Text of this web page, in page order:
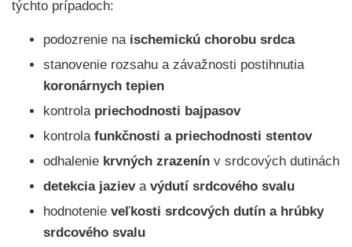
týchto prípadoch:
podozrenie na ischemickú chorobu srdca
stanovenie rozsahu a závažnosti postihnutia
koronárnych tepien
kontrola priechodnosti bajpasov
kontrolafunkčnosti a priechodnosti stentov
odhalenie krvných zrazenín v srdcových dutinách
detekcia jazieva výdutí srdcového svalu
hodnotenie veľkosti srdcových dutín a hrúbky
srdcového svalu